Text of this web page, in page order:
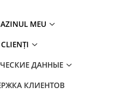
MEU
CLIENȚI
ДАННЫЕ
КЛИЕНТОВ